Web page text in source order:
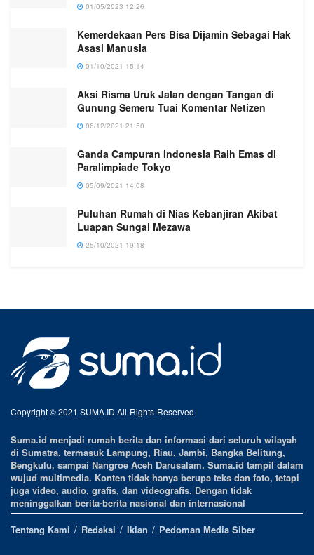
01/05/2023 12:26
Kemerdekaan Pers Bisa Dijamin Sebagai Hak
Asasi Manusia
01/10/2021 15:14
Aksi Risma Uruk Jalan dengan Tangan di
Gunung Semeru Tuai Komentar Netizen
06/12/2021 21:50
Ganda Campuran Indonesia Raih Emas di
Paralimpiade Tokyo
05/09/2021 14:08
Puluhan Rumah di Nias Kebanjiran Akibat
Luapan Sungai Mezawa
25/10/2021 19:18
Copyright © 2021 SUMA.ID All-Rights-Reserved
Suma.id menjadi rumah berita dan informasi dari seluruh wilayah
di Sumatra, termasuk Lampung, Riau, Jambi, Bangka Belitung,
Bengkulu, sampai Nangroe Aceh Darusalam. Suma.id tampil dalam
wujud multimedia. Konten tidak hanya berupa teks dan foto, tetapi
juga video, audio, grafis, dan videografis. Dengan tidak
meninggalkan berita-berita nasional dan internasional
Tentang Kami
Redaksi Iklan Pedoman Media Siber